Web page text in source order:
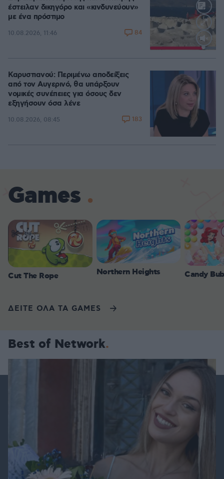
Loaded:
έστειλαν δικηγόρο και «κινδυνεύουν»
με ένα πρόστιμο
10.08.2026, 11:46 84
Καρυστιανού: Περιμένω αποδείξεις
από τον Αυγερινό, θα υπάρξουν
νομικές συνέπειες για όσους δεν
εξηγήσουν όσα λένε
10.08.2026, 08:45 183
Games
Cut The Rope Northern Heights Candy
ΔΕΙΤΕ ΟΛΑ ΤΑ GAMES
Best of Network